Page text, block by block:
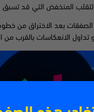
المنخفض التي قد تسبق
الصفقات بعد الاختراق من
تداول الانعكاسات بالقرب من